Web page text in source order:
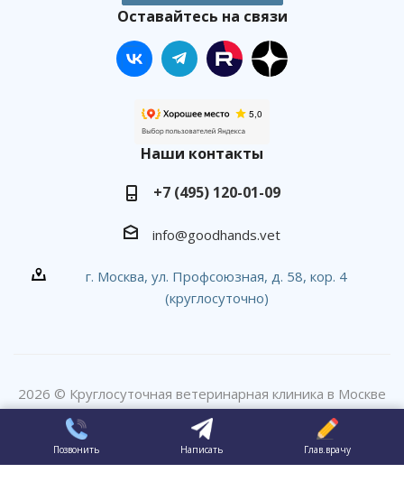
Оставайтесь на связи
Наши контакты
+7 (495) 120-01-09
info@goodhands.vet
г. Москва, ул. Профсоюзная, д. 58, кор. 4
(круглосуточно)
2026 © Круглосуточная ветеринарная клиника в Москве
#вДобрыеРуки
ПР эксперт
Позвонить Написать Глав.врачу